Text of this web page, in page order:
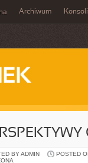
Archiwum
BY ADMIN POSTED